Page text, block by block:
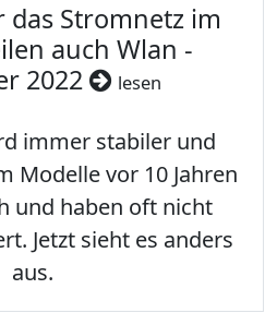
Stromnetz im
auch Wlan -
2022
lesen
immer stabiler und
Modelle vor 10 Jahren
und haben oft nicht
Jetzt sieht es anders
aus.